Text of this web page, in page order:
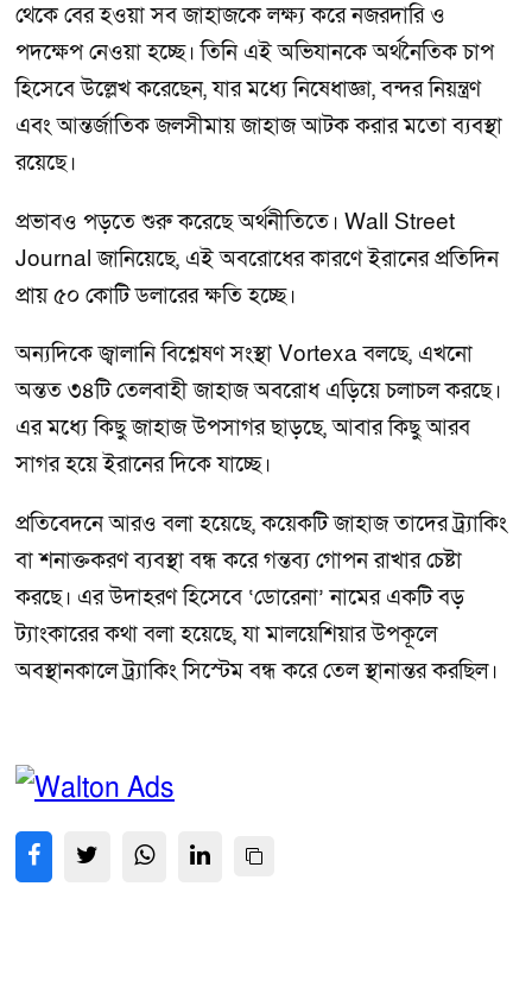
থেকে বের হওয়া সব জাহাজকে লক্ষ্য করে নজরদারি ও
পদক্ষেপ নেওয়া হচ্ছে। তিনি এই অভিযানকে অর্থনৈতিক চাপ
হিসেবে উল্লেখ করেছেন, যার মধ্যে নিষেধাজ্ঞা, বন্দর নিয়ন্ত্রণ
এবং আন্তর্জাতিক জলসীমায় জাহাজ আটক করার মতো ব্যবস্থা
রয়েছে।
প্রভাবও পড়তে শুরু করেছে অর্থনীতিতে। Wall Street
Journal জানিয়েছে, এই অবরোধের কারণে ইরানের প্রতিদিন
প্রায় ৫০ কোটি ডলারের ক্ষতি হচ্ছে।
অন্যদিকে জ্বালানি বিশ্লেষণ সংস্থা Vortexa বলছে, এখনো
অন্তত ৩৪টি তেলবাহী জাহাজ অবরোধ এড়িয়ে চলাচল করছে।
এর মধ্যে কিছু জাহাজ উপসাগর ছাড়ছে, আবার কিছু আরব
সাগর হয়ে ইরানের দিকে যাচ্ছে।
প্রতিবেদনে আরও বলা হয়েছে, কয়েকটি জাহাজ তাদের ট্র্যাকিং
বা শনাক্তকরণ ব্যবস্থা বন্ধ করে গন্তব্য গোপন রাখার চেষ্টা
করছে। এর উদাহরণ হিসেবে ‘ডোরেনা’ নামের একটি বড়
ট্যাংকারের কথা বলা হয়েছে, যা মালয়েশিয়ার উপকূলে
অবস্থানকালে ট্র্যাকিং সিস্টেম বন্ধ করে তেল স্থানান্তর করছিল।